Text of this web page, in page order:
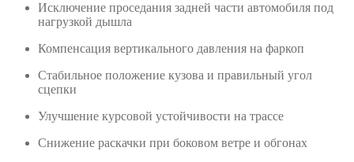
Исключение проседания задней части автомобиля под
нагрузкой дышла
Компенсация вертикального давления на фаркоп
Стабильное положение кузова и правильный угол
сцепки
Улучшение курсовой устойчивости на трассе
Снижение раскачки при боковом ветре и обгонах